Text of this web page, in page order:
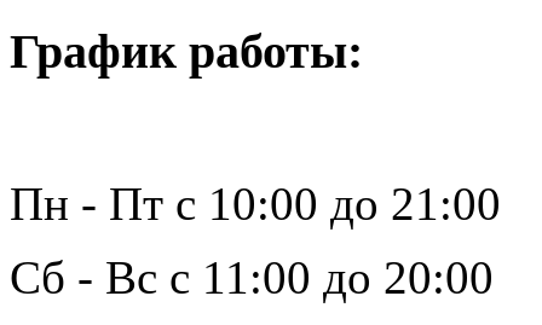
График работы:
Пн - Пт с 10:00 до 21:00
Сб - Вс с 11:00 до 20:00